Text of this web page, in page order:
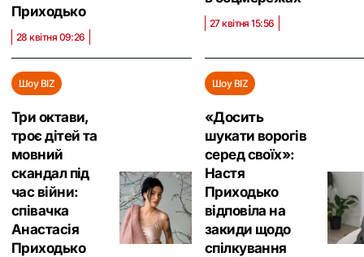
Приходько
28 квітня 09:26
27 квітня 15:56
Шоу BIZ
Три октави,
троє дітей та
мовний
скандал під
час війни:
співачка
Анастасія
Приходько
Шоу BIZ
«Досить
шукати ворогів
серед своїх»:
Настя
Приходько
відповіла на
закиди щодо
спілкування